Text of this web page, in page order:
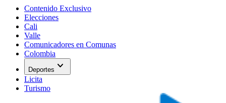
Contenido Exclusivo
Elecciones
Cali
Valle
Comunicadores en Comunas
Colombia
Deportes expand_more
Licita
Turismo